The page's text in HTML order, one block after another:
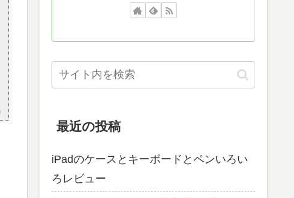
最近の投稿
iPadのケースとキーボードとペンいろい
ろレビュー